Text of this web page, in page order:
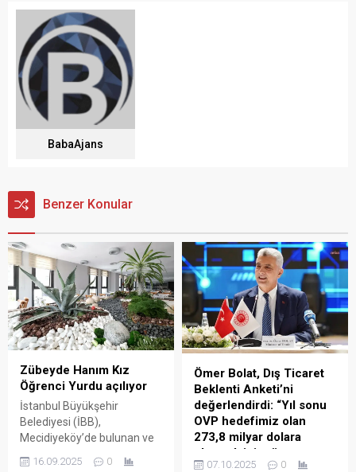
BabaAjans
Benzer Konular
Zübeyde Hanım Kız
Öğrenci Yurdu açılıyor
İstanbul Büyükşehir
Belediyesi (İBB),
Mecidiyeköy’de bulunan ve
16.09.2025 0
Ömer Bolat, Dış Ticaret
Beklenti Anketi’ni
değerlendirdi: “Yıl sonu
OVP hedefimiz olan
273,8 milyar dolara
ulaşmak için tüm
gücümüzle çalışmaya
07.10.2025 0